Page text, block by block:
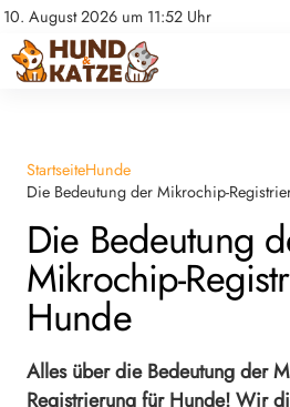
10. August 2026 um 11:52 Uhr
Datenschutz
Impressum
Pferde
Ratgeber
StartseiteHunde
Die Bedeutung der Mikrochip-
Die Bedeutung
Mikrochip-
Hunde
Alles über die Bedeutung der
Registrierung für Hunde! Wir